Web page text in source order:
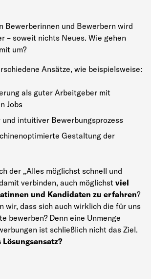
Bewerberinnen und Bewerbern wird
– soweit nichts Neues. Wie gehen
um?
Ansätze, wie beispielsweise:
als guter Arbeitgeber mit
Jobs
und intuitiver Bewerbungsprozess
Gestaltung der
der „Alles möglichst schnell und
verbinden, auch möglichst viel
und Kandidaten zu erfahren?
wir, dass sich auch wirklich die für uns
bewerben? Denn eine Unmenge
ist schließlich nicht das Ziel.